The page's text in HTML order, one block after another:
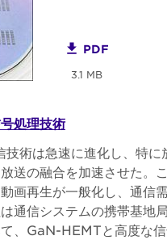
PDF
3.1 MB
処理技術
術は急速に進化し、特に
送の融合を加速させた。
画再生が一般化し、通信
通信システムの携帯基地
、GaN-HEMTと高度な